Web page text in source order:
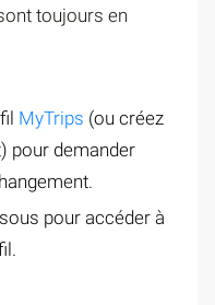
toujours en
MyTrips (ou créez
pour demander
pour accéder à